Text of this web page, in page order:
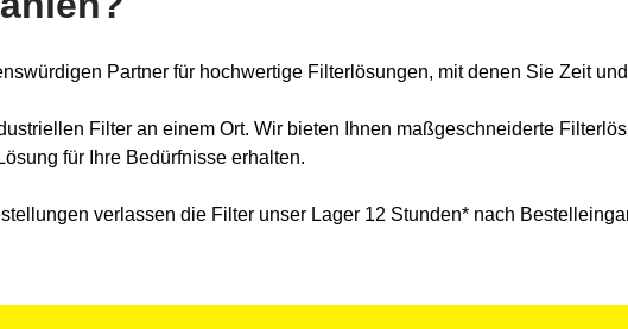
Partner für hochwertige Filterlösungen, mit denen Sie Zeit
Filter an einem Ort. Wir bieten Ihnen maßgeschneiderte
für Ihre Bedürfnisse erhalten.
verlassen die Filter unser Lager 12 Stunden* nach